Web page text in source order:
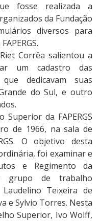
fosse realizada a
da Fundação
diversos para
Corrêa salientou a
um cadastro das
dedicavam suas
do Sul, e outro
da FAPERGS
de 1966, na sala de
O objetivo desta
foi examinar e
e Regimento da
grupo de trabalho
Teixeira de
e Sylvio Torres. Nesta
Superior, Ivo Wolff,